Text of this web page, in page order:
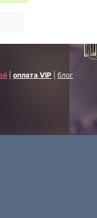
оплата VIP
блог